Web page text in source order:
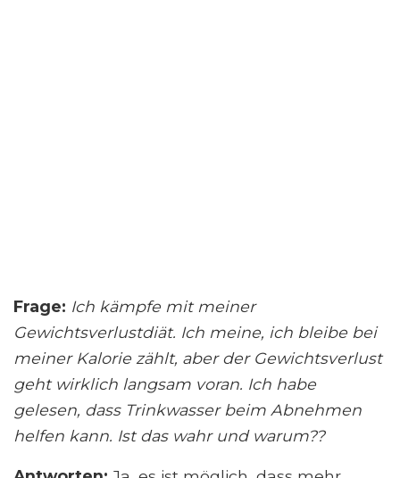
Frage: Ich kämpfe mit meiner
Gewichtsverlustdiät. Ich meine, ich bleibe bei
meiner Kalorie zählt, aber der Gewichtsverlust
geht wirklich langsam voran. Ich habe
gelesen, dass Trinkwasser beim Abnehmen
helfen kann. Ist das wahr und warum??